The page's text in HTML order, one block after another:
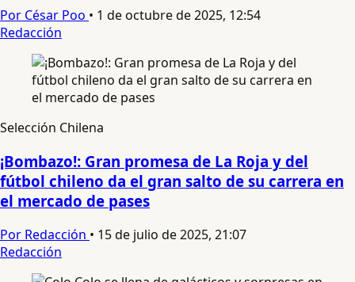
Por César Poo • 1 de octubre de 2025, 12:54
Redacción
Selección Chilena
¡Bombazo!: Gran promesa de La Roja y del
fútbol chileno da el gran salto de su carrera en
el mercado de pases
Por Redacción • 15 de julio de 2025, 21:07
Redacción